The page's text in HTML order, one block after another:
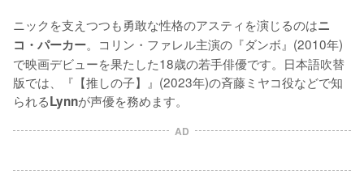
ニックを支えつつも勇敢な性格のアスティを演じるのはニ
コ・パーカー。コリン・ファレル主演の『ダンボ』(2010年)
で映画デビューを果たした18歳の若手俳優です。日本語吹替
版では、『【推しの子】』(2023年)の斉藤ミヤコ役などで知
られるLynnが声優を務めます。
AD